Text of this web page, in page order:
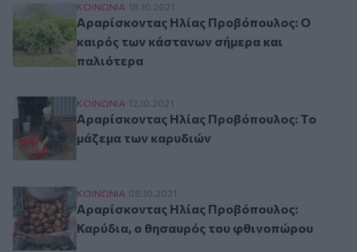
Αραρίσκοντας Ηλίας Προβόπουλος: Ο καιρός
ΚΟΙΝΩΝΙΑ 18.10.2021
Αραρίσκοντας Ηλίας Προβόπουλος: Ο
καιρός των κάστανων σήμερα και
παλιότερα
Αραρίσκοντας Ηλίας Προβόπουλος: Το
ΚΟΙΝΩΝΙΑ 12.10.2021
Αραρίσκοντας Ηλίας Προβόπουλος: Το
μάζεμα των καρυδιών
Αραρίσκοντας Ηλίας Προβόπουλος: Καρύδια,
ΚΟΙΝΩΝΙΑ 08.10.2021
Αραρίσκοντας Ηλίας Προβόπουλος:
Καρύδια, ο θησαυρός του φθινοπώρου